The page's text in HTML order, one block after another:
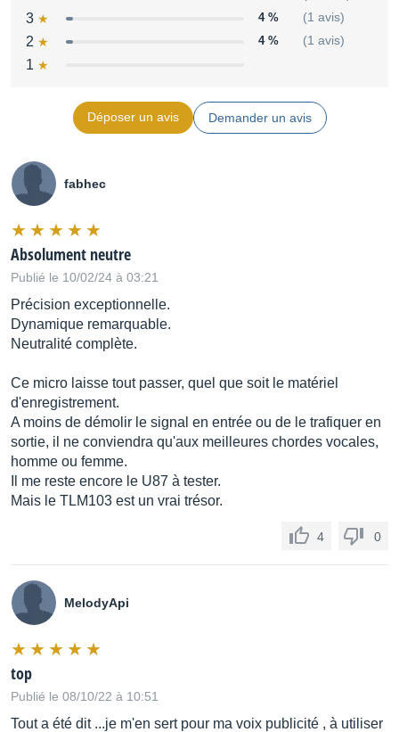
76,5 dB
Rapport signal-bruit, pondéré A1)
Niveau SPL maximal, pour THD = 0,5%2)
138 dB
Niveau de sortie maximal
+13 dBu
Tension d'alimentation fantôme
48 V ± 4 V
Intensité consommée
3 mA
Connecteur de sortie
XLR 3M
env. 450 g
Diamètre
60 mm
Longueur
132 mm
3 4 % (1 avis)
2 4 % (1 avis)
1
Déposer un avis Demander un avis
fabhec
Absolument neutre
Publié le 10/02/24 à 03:21
Précision exceptionnelle.
Dynamique remarquable.
Neutralité complète.
Ce micro laisse tout passer, quel que soit le matériel
d'enregistrement.
A moins de démolir le signal en entrée ou de le trafiquer en
sortie, il ne conviendra qu'aux meilleures chordes vocales,
homme ou femme.
Il me reste encore le U87 à tester.
Mais le TLM103 est un vrai trésor.
4 0
MelodyApi
top
Publié le 08/10/22 à 10:51
Tout a été dit ...je m'en sert pour ma voix publicité , à utiliser